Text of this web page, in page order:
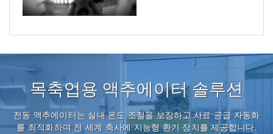
목축업용 액추에이터 솔루션
전동 액추에이터는 실내 온도 조절을 보장하고 사료 공급 자동화
를 최적화하며 전 세계 축사에 지능형 환기 장치를 제공합니다.